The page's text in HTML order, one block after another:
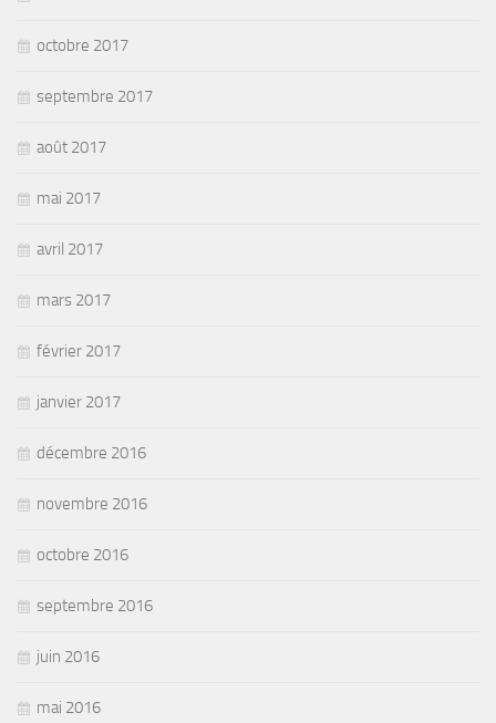
octobre 2017
septembre 2017
août 2017
mai 2017
avril 2017
mars 2017
février 2017
janvier 2017
décembre 2016
novembre 2016
octobre 2016
septembre 2016
juin 2016
mai 2016